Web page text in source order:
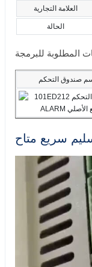
العلامة التجارية
الحالة
صندوق التحكم
سريع متاح